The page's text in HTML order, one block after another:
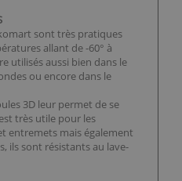
sont très pratiques
allant de -60° à
utilisés aussi bien dans le
ou encore dans le
3D leur permet de se
très utile pour les
entremets mais également
ils sont résistants au lave-